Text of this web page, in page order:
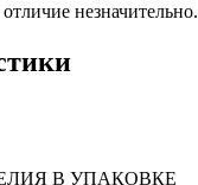
незначительно.
В УПАКОВКЕ